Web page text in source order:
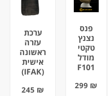
פנס
נצנץ
טקטי
מודל
F101
299 ₪
ערכת
עזרה
ראשונה
אישית
(IFAK)
245 ₪